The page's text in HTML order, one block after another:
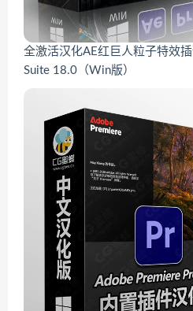
全激活汉化AE红巨人粒子特效
Suite 18.0（Win版）